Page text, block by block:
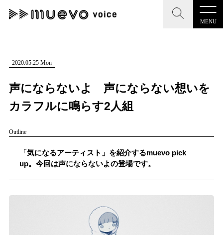
MENU
CLOSE
記事を検索する
人気ワード
#男性SSW #ポップス #女性SSW
#ヒップホップ #男性シンガーグループ #R&B/ソウル
CLOSE
"読者の声を形にする”音楽特化メディア
MENU
記事一覧
会社概要
2020.05.25 Mon
声にならないよ 声にならない想いを
カラフルに鳴らす2人組
Outline
「気になるアーティスト」を紹介するmuevo pick
up。今回は声にならないよの登場です。